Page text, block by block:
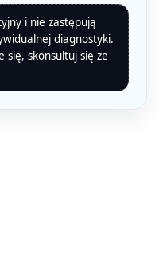
i nie zastępują
diagnostyki.
się, skonsultuj się ze